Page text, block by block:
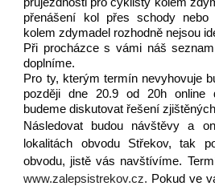
přenášení kol přes schody
kolem zdymadel rozhodně nejsou
Při procházce s vámi náš
doplníme.
Pro ty, kterým termín nevyhovuje
později dne 20.9 od 20h online
budeme diskutovat řešení
Následovat budou návštěvy a
lokalitách obvodu Střekov, tak
obvodu, jistě vás navštívíme.
www.zalepsistrekov.cz. Pokud ve